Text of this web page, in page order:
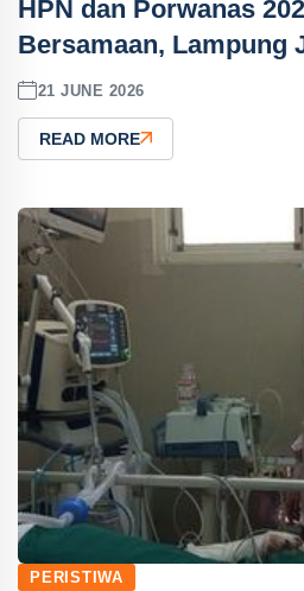
HPN dan Porwanas
Bersamaan, Lampung
21 JUNE 2026
READ MORE
PERISTIWA